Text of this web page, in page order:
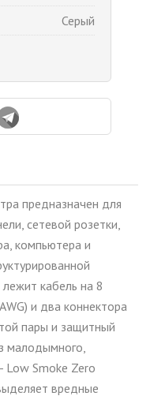
Серый
предназначен для
сетевой розетки,
компьютера и
кабель на 8
и два коннектора
пары и защитный
малодымного,
- Low Smoke Zero
вредные